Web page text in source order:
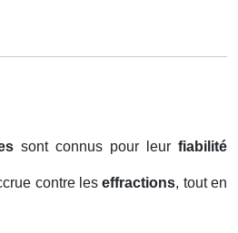
sont connus pour leur fiabilité
contre leseffractions, tout en